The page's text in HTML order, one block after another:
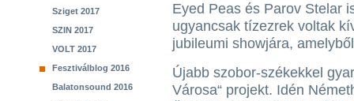
Sziget 2017
SZIN 2017
VOLT 2017
Fesztiválblog 2016
Balatonsound 2016
Eyed Peas és Parov Stelar
ugyancsak tízezrek voltak
jubileumi showjára,
Újabb szobor-székekkel
Városa“ projekt. Idén